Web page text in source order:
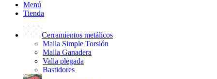
Menú
Tienda
Cerramientos metálicos
Malla Simple Torsión
Malla Ganadera
Valla plegada
Bastidores